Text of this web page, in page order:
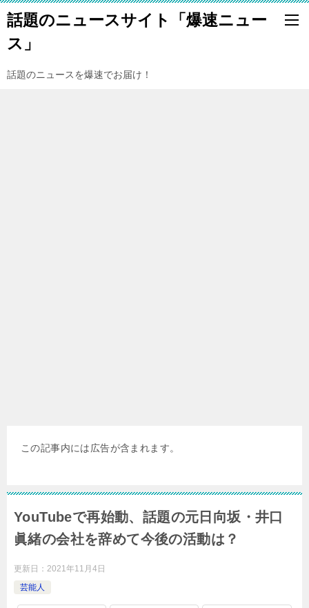
話題のニュースサイト「爆速ニュー
ス」
話題のニュースを爆速でお届け！
この記事内には広告が含まれます。
YouTubeで再始動、話題の元日向坂・井口
眞緒の会社を辞めて今後の活動は？
更新日： 2021年11月4日
芸能人